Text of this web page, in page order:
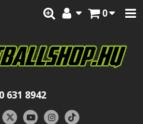
0
631 8942